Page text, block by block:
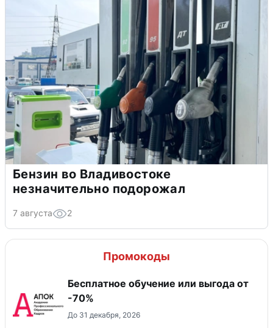
Бензин во Владивостоке
незначительно подорожал
7 августа 2
Промокоды
Бесплатное обучение или выгода от
-70%
До 31 декабря, 2026